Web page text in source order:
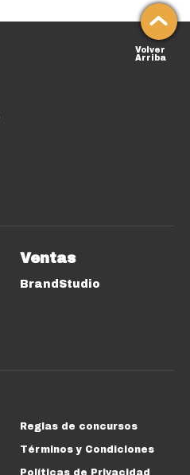
Volver
Arriba
Ventas
BrandStudio
Reglas de concursos
Términos y Condiciones
Políticas de Privacidad